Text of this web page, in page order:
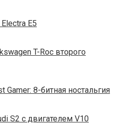
E5
T-Roc второго
Gamer: 8-битная ностальгия
S2 с двигателем V10